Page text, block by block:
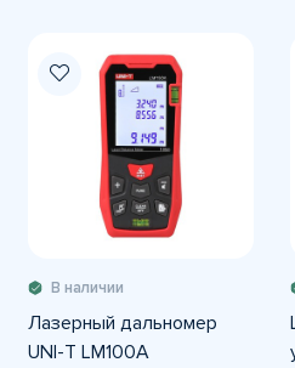
В наличии
Лазерный дальномер
UNI-T LM100A